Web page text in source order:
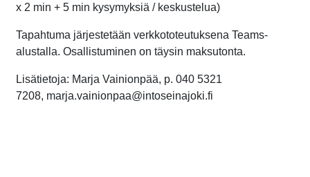
x 2 min + 5 min kysymyksiä / keskustelua)
Tapahtuma järjestetään verkkototeutuksena Teams-
alustalla. Osallistuminen on täysin maksutonta.
Lisätietoja: Marja Vainionpää, p. 040 5321
7208, marja.vainionpaa@intoseinajoki.fi